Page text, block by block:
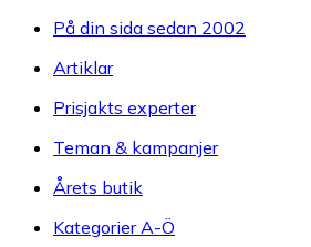
På din sida sedan 2002
Artiklar
Prisjakts experter
Teman & kampanjer
Årets butik
Kategorier A-Ö